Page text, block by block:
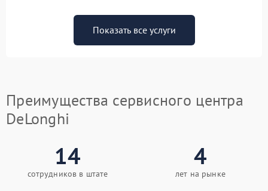
Показать все услуги
Преимущества сервисного центра
DeLonghi
14
сотрудников в штате
4
лет на рынке